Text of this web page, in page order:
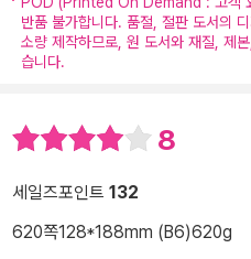
반품 불가합니다. 품절, 절판 도서의
소량 제작하므로, 원 도서와 재질, 제
습니다.
8
세일즈포인트 132
620쪽128*188mm (B6)620g